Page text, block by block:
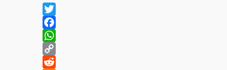
Twitter
Facebook
WhatsApp
Copy